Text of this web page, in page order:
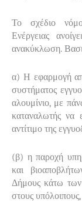
Το σχέδιο
Ενέργειας
ανακύκλωση.
α) Η εφαρμογή
συστήματος
αλουμίνιο, με
καταναλωτής να
αντίτιμο της
(β) η παροχή
και
Δήμους κάτω των
στους υπόλοιπους,